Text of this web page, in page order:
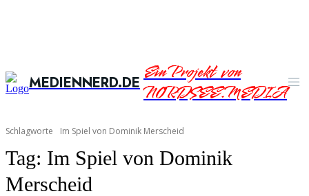
MEDIENNERD.DEEin Projekt von
NORDSEE.MEDIA
Schlagworte Im Spiel von Dominik Merscheid
Tag: Im Spiel von Dominik
Merscheid